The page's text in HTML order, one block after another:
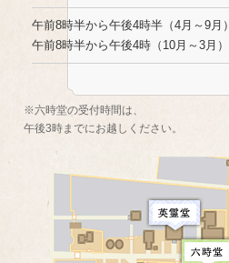
午前8時半から午後4時半（4月～9月）
午前8時半から午後4時（10月～3月）
※六時堂の受付時間は、
午後3時までにお越しください。